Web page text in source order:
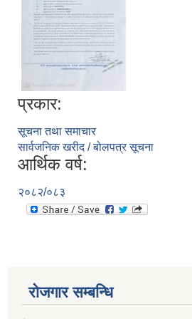
प्रकार:
सूचना तथा समाचार
सार्वजनिक खरीद / बोलपत्र सूचना
आर्थिक वर्ष:
२०८२/०८३
रोजगार सम्बन्धि